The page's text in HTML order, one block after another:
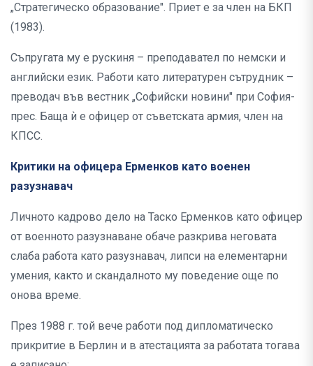
„Стратегическо образование". Приет е за член на БКП
(1983).
Съпругата му е рускиня – преподавател по немски и
английски език. Работи като литературен сътрудник –
преводач във вестник „Софийски новини" при София-
прес. Баща ѝ е офицер от съветската армия, член на
КПСС.
Критики на офицера Ерменков като военен
разузнавач
Личното кадрово дело на Таско Ерменков като офицер
от военното разузнаване обаче разкрива неговата
слаба работа като разузнавач, липси на елементарни
умения, както и скандалното му поведение още по
онова време.
През 1988 г. той вече работи под дипломатическо
прикритие в Берлин и в атестацията за работата тогава